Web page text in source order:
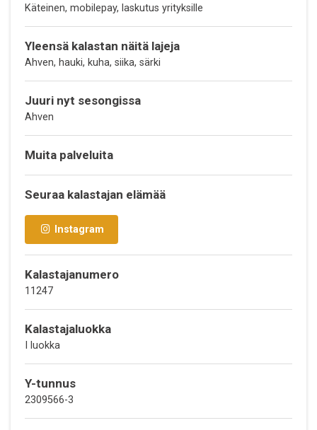
Käteinen, mobilepay, laskutus yrityksille
Yleensä kalastan näitä lajeja
Ahven, hauki, kuha, siika, särki
Juuri nyt sesongissa
Ahven
Muita palveluita
Seuraa kalastajan elämää
Instagram
Kalastajanumero
11247
Kalastajaluokka
I luokka
Y-tunnus
2309566-3